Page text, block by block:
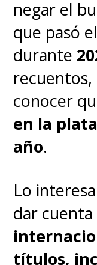
doméstico,
también se
de varios
trabajo -y
fans-
por
racista.
queRick y
adelante
quien
negar el
que pasó
durante
conocer
en la
año.
Lo
dar cuenta
títulos,